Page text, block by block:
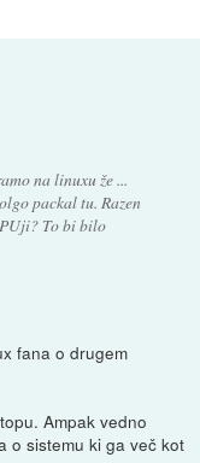
na linuxu že ...
packal tu. Razen
To bi bilo
fana o drugem
Ampak vedno
o sistemu ki ga več kot